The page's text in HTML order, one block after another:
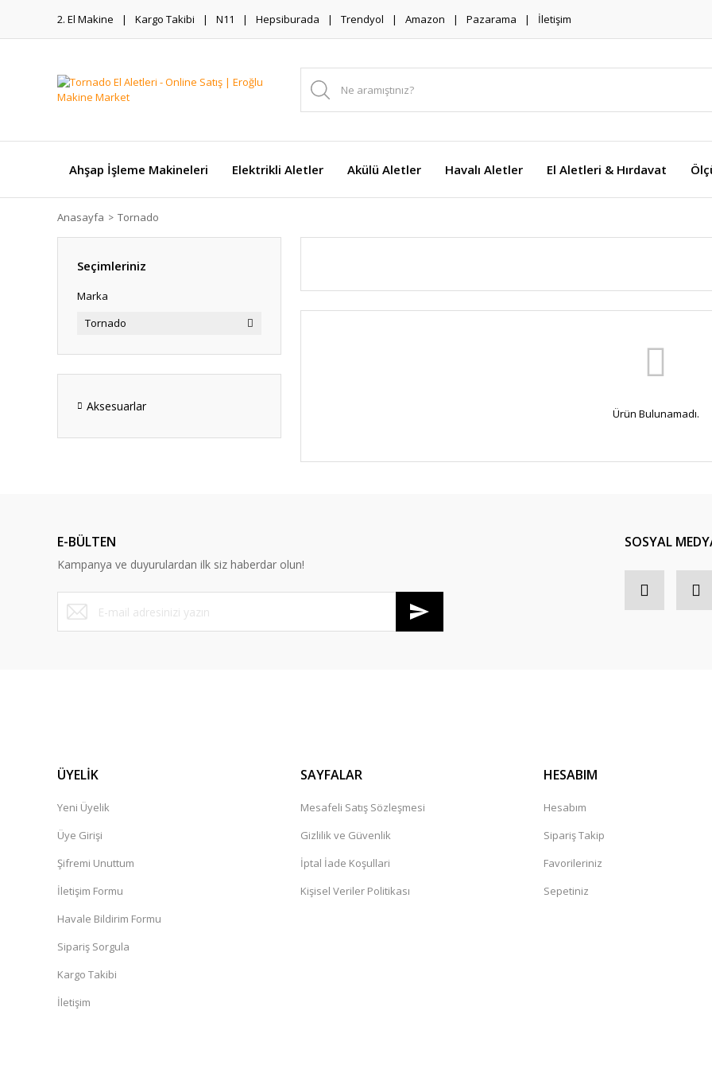
2. El Makine Kargo Takibi N11 Hepsiburada Trendyol Amazon Pazarama İletişim
Ahşap İşleme Makineleri Elektrikli Aletler Akülü Aletler Havalı Aletler El Aletleri & Hırdavat
Anasayfa Tornado
Seçimleriniz
Marka
Tornado
Aksesuarlar Ürün Bulunamadı.
E-BÜLTEN
Kampanya ve duyurulardan ilk siz haberdar olun!
SOSYAL
ÜYELİK
Yeni Üyelik
Üye Girişi
Şifremi Unuttum
İletişim Formu
Havale Bildirim Formu
Sipariş Sorgula
Kargo Takibi
İletişim
SAYFALAR
Mesafeli Satış Sözleşmesi
Gizlilik ve Güvenlik
İptal İade Koşullari
Kişisel Veriler Politikası
HESABIM
Hesabım
Sipariş Takip
Favorileriniz
Sepetiniz